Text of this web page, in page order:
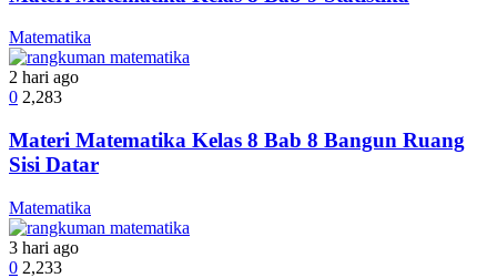
Matematika
2 hari ago
0 2,283
Materi Matematika Kelas 8 Bab 8 Bangun Ruang
Sisi Datar
Matematika
3 hari ago
0 2,233